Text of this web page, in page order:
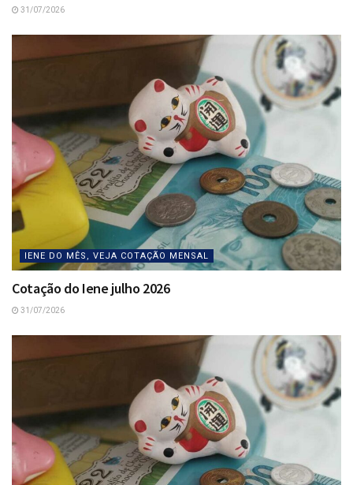
31/07/2026
IENE DO MÊS, VEJA COTAÇÃO MENSAL
Cotação do Iene julho 2026
31/07/2026